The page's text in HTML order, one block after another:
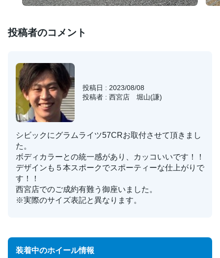
投稿者のコメント
投稿日 : 2023/08/08
投稿者 : 西宮店 堀山(謙)
シビックにグラムライツ57CRお取付させて頂きまし
た。
ボディカラーとの統一感があり、カッコいいです！！
デザインも５本スポークでスポーティーな仕上がりで
す！！
西宮店でのご成約有難う御座いました。
※実際のサイズ表記と異なります。
装着中のホイール情報